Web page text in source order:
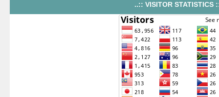
..:: VISITOR STATISTICS